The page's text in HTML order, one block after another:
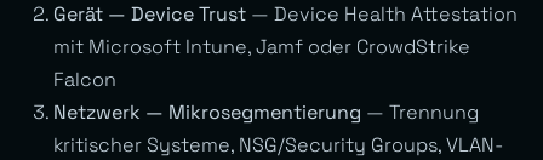
Gerät — Device Trust — Device Health Attestation
mit Microsoft Intune, Jamf oder CrowdStrike
Falcon
Netzwerk — Mikrosegmentierung — Trennung
kritischer Systeme, NSG/Security Groups, VLAN-